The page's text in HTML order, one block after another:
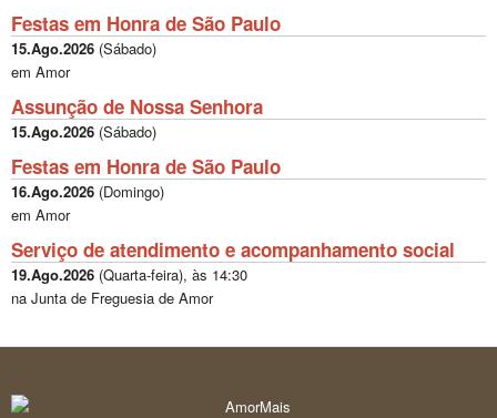
Festas em Honra de São Paulo
15.Ago.2026 (Sábado)
em Amor
Assunção de Nossa Senhora
15.Ago.2026 (Sábado)
Festas em Honra de São Paulo
16.Ago.2026 (Domingo)
em Amor
Serviço de atendimento e acompanhamento social
19.Ago.2026 (Quarta-feira), às 14:30
na Junta de Freguesia de Amor